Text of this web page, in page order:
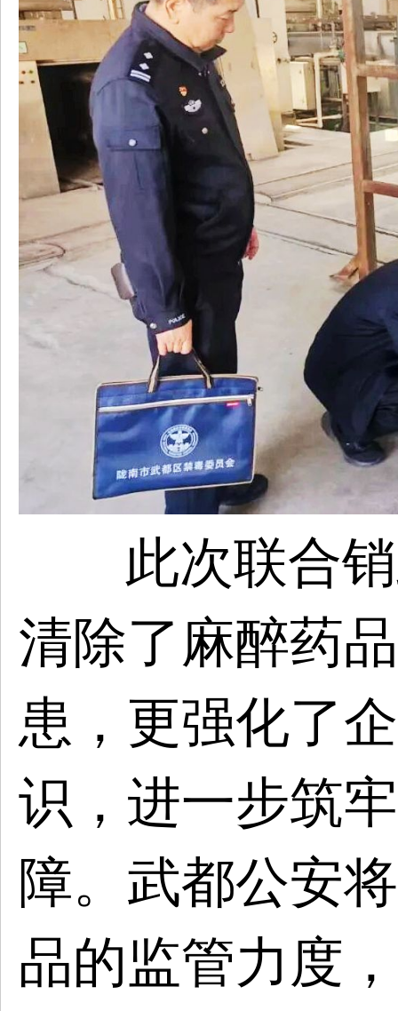
此次联合
清除了麻醉药
患，更强化了
识，进一步筑
障。武都公安
品的监管力度